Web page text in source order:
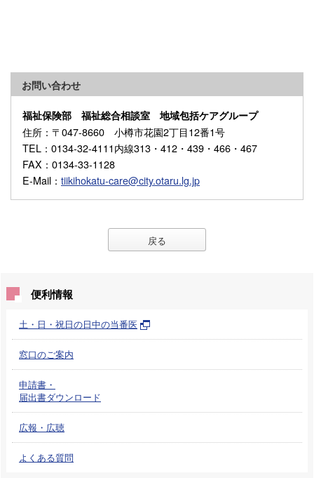
お問い合わせ
福祉保険部 福祉総合相談室 地域包括ケアグループ
住所 ：〒047-8660 小樽市花園2丁目12番1号
TEL ：0134-32-4111内線313・412・439・466・467
FAX ：0134-33-1128
E-Mail ： tiikihokatu-care@city.otaru.lg.jp
戻る
便利情報
土・日・祝日の日中の当番医
窓口のご案内
申請書・
届出書ダウンロード
広報・広聴
よくある質問